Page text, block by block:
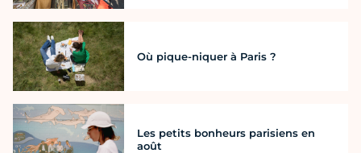
Où pique-niquer à Paris ?
Les petits bonheurs parisiens en
août